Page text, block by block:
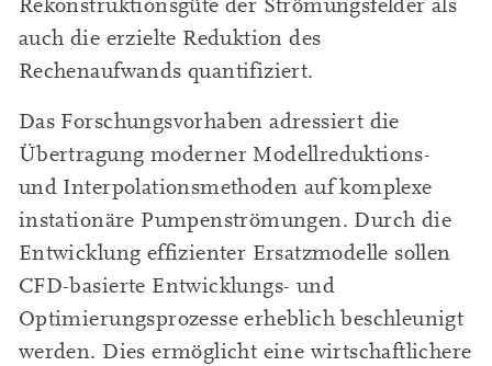
Rekonstruktionsgüte der Strömungsfelder als
auch die erzielte Reduktion des
Rechenaufwands quantifiziert.
Das Forschungsvorhaben adressiert die
Übertragung moderner Modellreduktions-
und Interpolationsmethoden auf komplexe
instationäre Pumpenströmungen. Durch die
Entwicklung effizienter Ersatzmodelle sollen
CFD-basierte Entwicklungs- und
Optimierungsprozesse erheblich beschleunigt
werden. Dies ermöglicht eine wirtschaftlichere